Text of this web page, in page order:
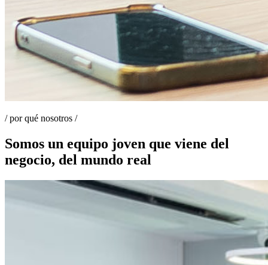
/por qué nosotros /
Somos un equipo joven que viene del
negocio, del mundo real